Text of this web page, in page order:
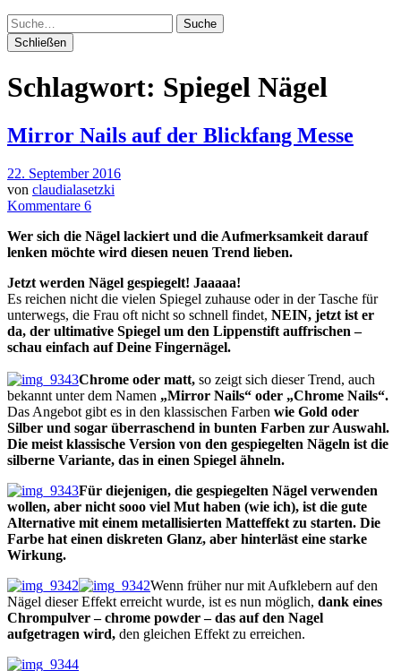
Suche
Schließen
Schlagwort: Spiegel Nägel
Mirror Nails auf der Blickfang Messe
22. September 2016
von claudialasetzki
Kommentare 6
Wer sich die Nägel lackiert und die Aufmerksamkeit darauf
lenken möchte wird diesen neuen Trend lieben.
Jetzt werden Nägel gespiegelt! Jaaaaa!
Es reichen nicht die vielen Spiegel zuhause oder in der Tasche für
unterwegs, die Frau oft nicht so schnell findet, NEIN, jetzt ist er
da, der ultimative Spiegel um den Lippenstift auffrischen –
schau einfach auf Deine Fingernägel.
Chrome oder matt, so zeigt sich dieser Trend, auch
bekannt unter dem Namen „Mirror Nails“ oder „Chrome Nails“.
Das Angebot gibt es in den klassischen Farben wie Gold oder
Silber und sogar überraschend in bunten Farben zur Auswahl.
Die meist klassische Version von den gespiegelten Nägeln ist die
silberne Variante, das in einen Spiegel ähneln.
Für diejenigen, die gespiegelten Nägel verwenden
wollen, aber nicht sooo viel Mut haben (wie ich), ist die gute
Alternative mit einem metallisierten Matteffekt zu starten. Die
Farbe hat einen diskreten Glanz, aber hinterläst eine starke
Wirkung.
Wenn früher nur mit Aufklebern auf den
Nägel dieser Effekt erreicht wurde, ist es nun möglich, dank eines
Chrompulver – chrome powder – das auf den Nagel
aufgetragen wird, den gleichen Effekt zu erreichen.